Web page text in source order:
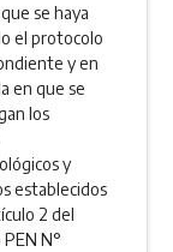
se haya
el protocolo
y en
en que se
los
y
establecidos
2 del
N°